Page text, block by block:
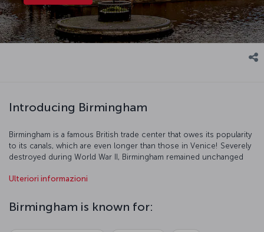
Introducing Birmingham
Birmingham is a famous British trade center that owes its popularity
to its canals, which are even longer than those in Venice! Severely
destroyed during World War II, Birmingham remained unchanged
renovated structures and parks.
Ulteriori informazioni
Birmingham is known for: